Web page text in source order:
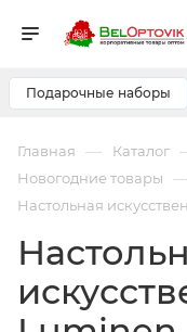
Подарочные наборы
Главная — Каталог
Новогодние товары
Настольная